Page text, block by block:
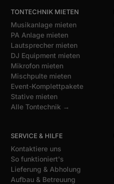
TONTECHNIK MIETEN
Musikanlage mieten
PA Anlage mieten
Lautsprecher mieten
DJ Equipment mieten
Mikrofon mieten
Mischpulte mieten
Event-Komplettpakete
Stative mieten
Alle Tontechnik →
SERVICE & HILFE
Kontaktiere uns
So funktioniert's
Lieferung & Abholung
Aufbau & Betreuung